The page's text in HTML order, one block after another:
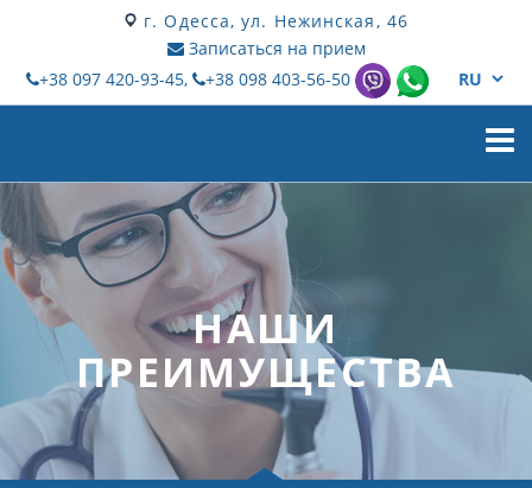
г. Одесса, ул. Нежинская, 46
Записаться на прием
+38 097 420-93-45,
+38 098 403-56-50
НАШИ
ПРЕИМУЩЕСТВА